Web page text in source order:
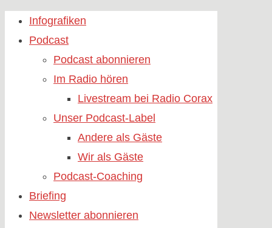
Skip
Infografiken
Podcast
Podcast abonnieren
Im Radio hören
Livestream bei Radio Corax
Unser Podcast-Label
Andere als Gäste
Wir als Gäste
Podcast-Coaching
Briefing
Newsletter abonnieren